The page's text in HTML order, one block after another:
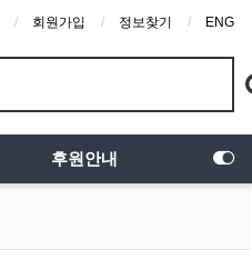
회원가입 정보찾기 ENG
후원안내